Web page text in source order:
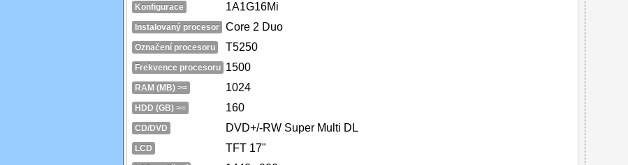
Konfigurace 1A1G16Mi
Instalovaný procesor Core 2 Duo
Označení procesoru T5250
Frekvence procesoru 1500
RAM (MB) >= 1024
HDD (GB) >= 160
CD/DVD DVD+/-RW Super Multi DL
LCD TFT 17"